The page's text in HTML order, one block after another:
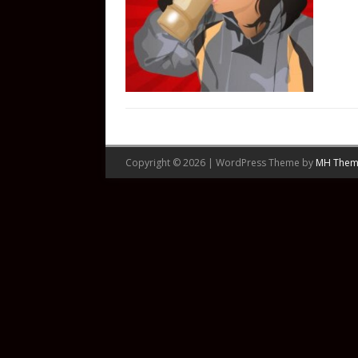
Copyright © 2026 | WordPress Theme by MH